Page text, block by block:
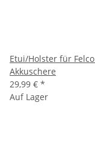
Etui/Holster für
Akkuschere
29,99 € *
Auf Lager